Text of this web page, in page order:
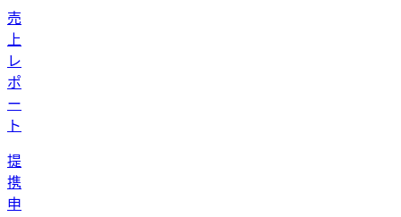
売
上
レ
ポ
ー
ト
提
携
申